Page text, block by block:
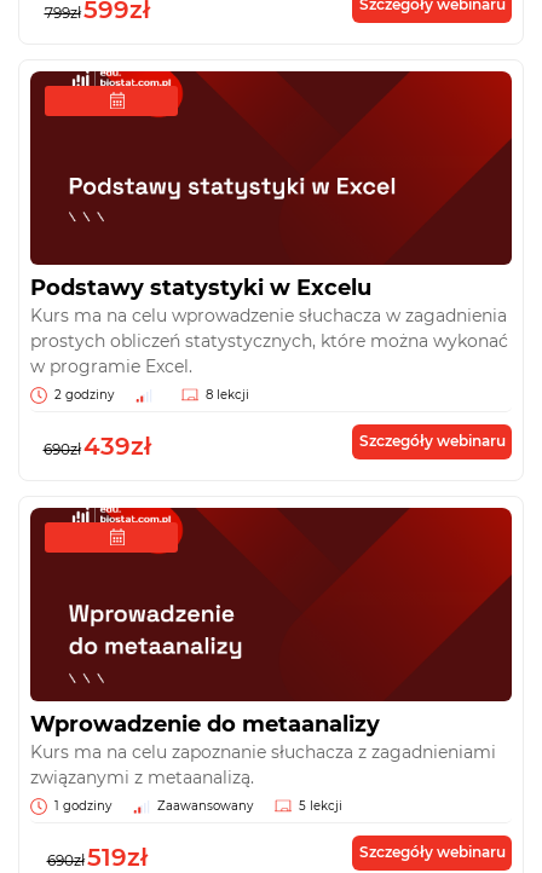
799zł599zł Szczegóły webinaru
Podstawy statystyki w Excelu
Kurs ma na celu wprowadzenie słuchacza w zagadnienia
prostych obliczeń statystycznych, które można wykonać
w programie Excel.
2 godziny 8 lekcji
690zł439zł Szczegóły webinaru
Wprowadzenie do metaanalizy
Kurs ma na celu zapoznanie słuchacza z zagadnieniami
związanymi z metaanalizą.
1 godziny Zaawansowany 5 lekcji
690zł519zł Szczegóły webinaru